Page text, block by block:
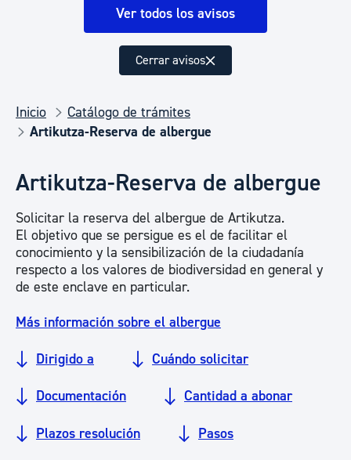
Ver todos los avisos
Cerrar avisos
Inicio
Catálogo de trámites
Artikutza-Reserva de albergue
Artikutza-Reserva de albergue
Solicitar la reserva del albergue de Artikutza.
El objetivo que se persigue es el de facilitar el
conocimiento y la sensibilización de la ciudadanía
respecto a los valores de biodiversidad en general y
de este enclave en particular.
Más información sobre el albergue
Dirigido a Cuándo solicitar
Documentación Cantidad a abonar
Plazos resolución Pasos